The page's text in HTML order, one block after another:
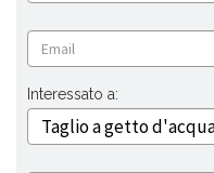
Interessato a: